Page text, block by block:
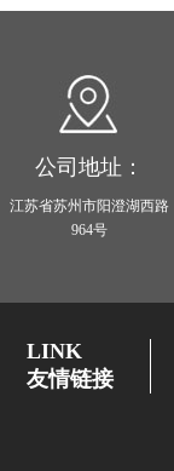
公司地址：
江苏省苏州市阳澄湖西路
964号
LINK
友情链接